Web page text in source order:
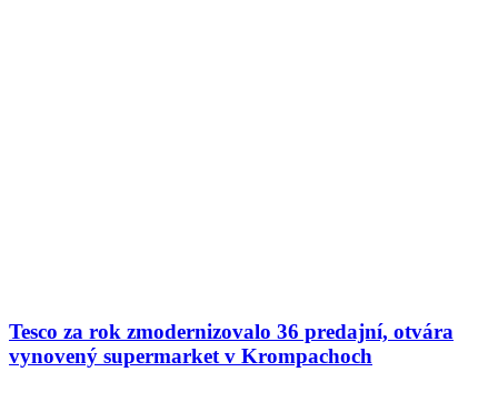
Tesco za rok zmodernizovalo 36 predajní, otvára
vynovený supermarket v Krompachoch